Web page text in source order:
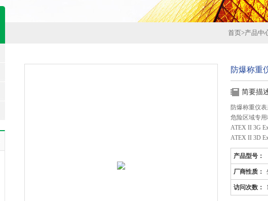
首页>产品中
防爆称重
简要描
防爆称重仪
危险区域专
ATEX II 3G
ATEX II 3D
产品型号：
厂商性质：
访问次数：